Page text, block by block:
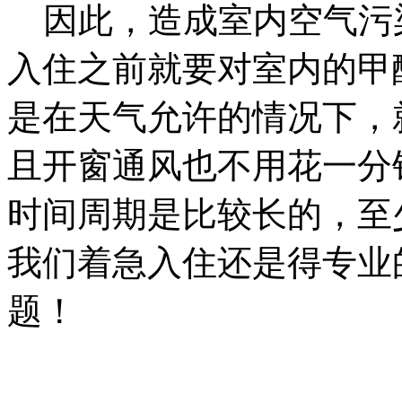
因此，造成室内空气污
入住之前就要对室内的
是在天气允许的情况下
且开窗通风也不用花一
时间周期是比较长的，
我们着急入住还是得专
题！